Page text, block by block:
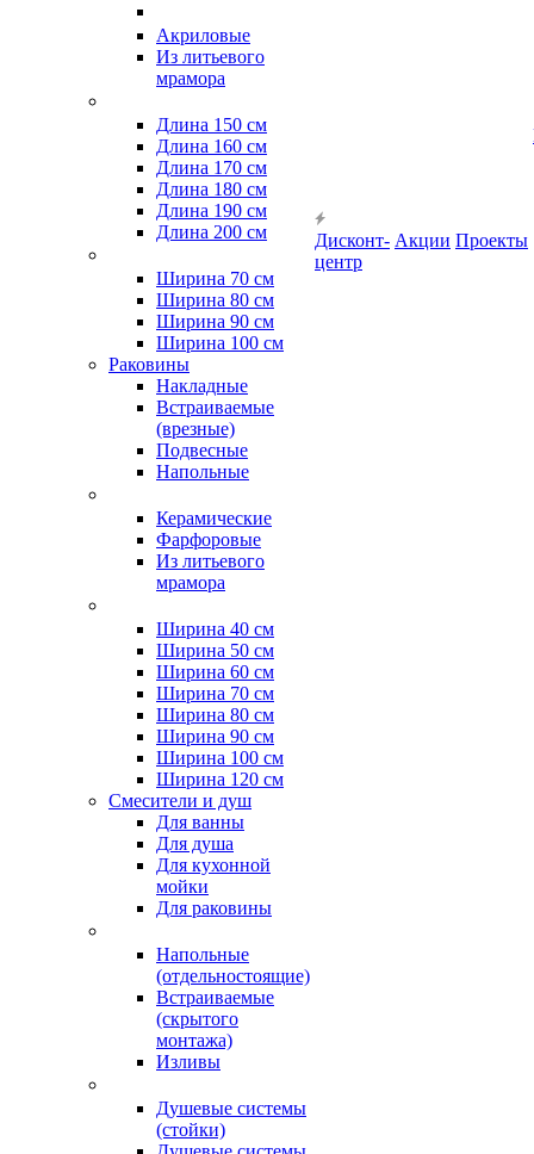
Акриловые
Из литьевого
мрамора
Длина 150 см
Длина 160 см
Длина 170 см
Длина 180 см
Длина 190 см
Длина 200 см
Ширина 70 см
Ширина 80 см
Ширина 90 см
Ширина 100 см
Раковины
Накладные
Встраиваемые
(врезные)
Подвесные
Напольные
Керамические
Фарфоровые
Из литьевого
мрамора
Ширина 40 см
Ширина 50 см
Ширина 60 см
Ширина 70 см
Ширина 80 см
Ширина 90 см
Ширина 100 см
Ширина 120 см
Смесители и душ
Для ванны
Для душа
Для кухонной
мойки
Для раковины
Напольные
(отдельностоящие)
Встраиваемые
(скрытого
монтажа)
Изливы
Душевые системы
(стойки)
Дисконт-
центр
Акции Проекты